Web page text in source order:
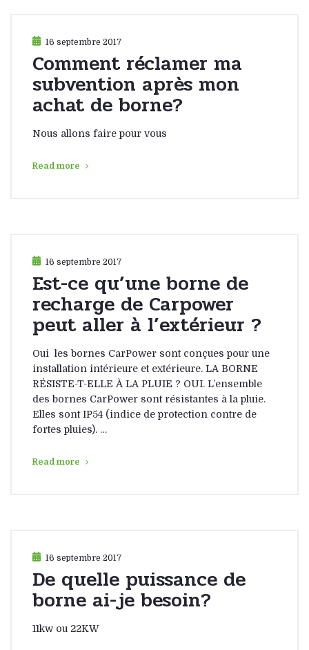
16 septembre 2017
Comment réclamer ma
subvention après mon
achat de borne?
Nous allons faire pour vous
Read more
16 septembre 2017
Est-ce qu’une borne de
recharge de Carpower
peut aller à l’extérieur ?
Oui les bornes CarPower sont conçues pour une
installation intérieure et extérieure. LA BORNE
RÉSISTE-T-ELLE À LA PLUIE ? OUI. L’ensemble
des bornes CarPower sont résistantes à la pluie.
Elles sont IP54 (indice de protection contre de
fortes pluies). …
Read more
16 septembre 2017
De quelle puissance de
borne ai-je besoin?
11kw ou 22KW